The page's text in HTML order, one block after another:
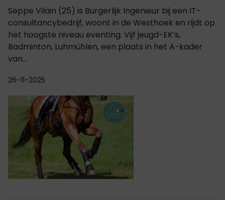
Seppe Vilain (25) is Burgerlijk Ingenieur bij een IT-
consultancybedrijf, woont in de Westhoek en rijdt op
het hoogste niveau eventing. Vijf jeugd-EK’s,
Badminton, Luhmühlen, een plaats in het A-kader
van...
26-11-2025